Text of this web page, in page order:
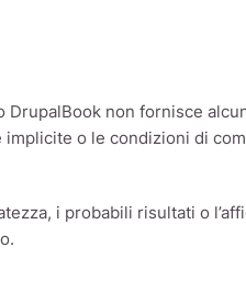
non fornisce
o le condizioni di
i probabili risultati o